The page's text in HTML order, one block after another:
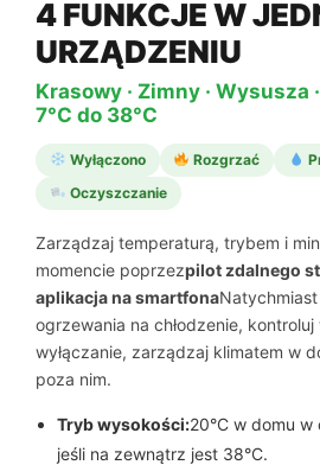
4 FUNKCJE W
URZĄDZENIU
Krasowy · Zimny · Wysusza
7°C do 38°C
Wyłączono Rozgrzać
Oczyszczanie
Zarządzaj temperaturą, trybem i
momencie poprzezpilot zdalnego
aplikacja na smartfonaNatychmiast
ogrzewania na chłodzenie, kontroluj
wyłączanie, zarządzaj klimatem w
poza nim.
Tryb wysokości:20°C w domu
jeśli na zewnątrz jest 38°C.